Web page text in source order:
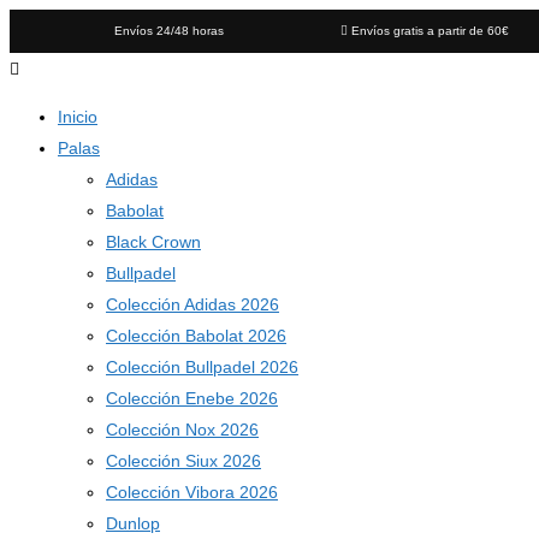
Envíos 24/48 horas Envíos gratis a partir de 60€
Inicio
Palas
Adidas
Babolat
Black Crown
Bullpadel
Colección Adidas 2026
Colección Babolat 2026
Colección Bullpadel 2026
Colección Enebe 2026
Colección Nox 2026
Colección Siux 2026
Colección Vibora 2026
Dunlop